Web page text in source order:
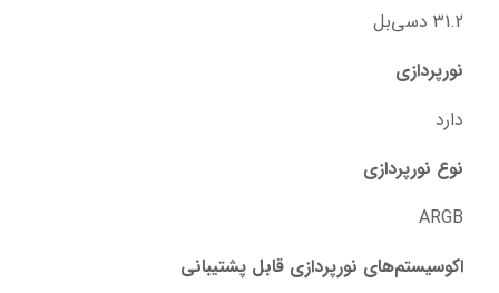
31.2 دسی‌بل
نورپردازی
دارد
نوع نورپردازی
ARGB
اکوسیستم‌های نورپردازی قابل پشتیبانی